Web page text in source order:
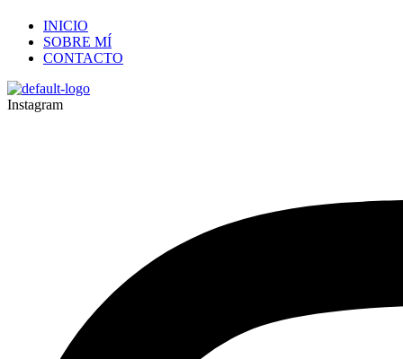
INICIO
SOBRE MÍ
CONTACTO
Instagram